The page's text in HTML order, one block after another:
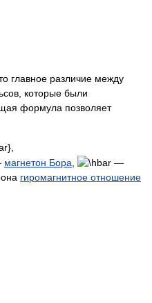
главное различие между
которые были
формула позволяет
магнетон Бора
—
гиромагнитное отношение